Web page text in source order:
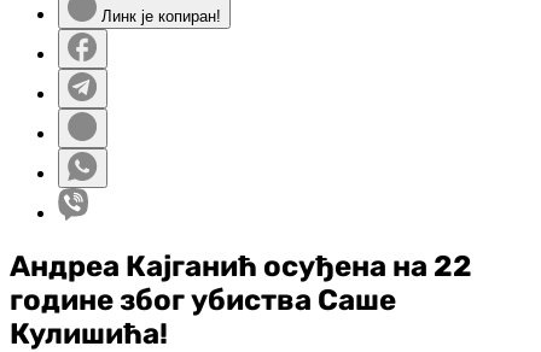
Линк је копиран!
Андреа Кајганић осуђена на 22
године због убиства Саше
Кулишића!